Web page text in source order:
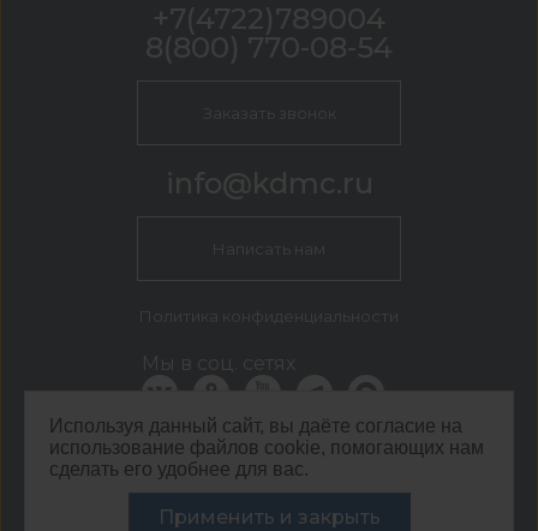
Используя данный сайт, вы даёте согласие на
использование файлов cookie, помогающих нам
сделать его удобнее для вас.
Применить и закрыть
КДМ Белгород
г. Белгород, пер. 5-й Заводской, 42
+7(4722)789004
8(800) 770-08-54
Заказать звонок
info@kdmc.ru
Написать нам
Политика конфиденциальности
Мы в соц. сетях
ООО ЦЕНТР КДМ. ИНН: 3661037157 ОГРН: 1063667287551